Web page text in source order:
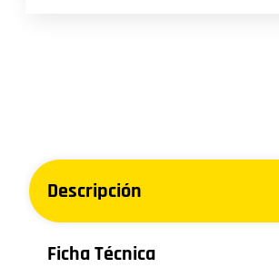
Descripción
Ficha Técnica